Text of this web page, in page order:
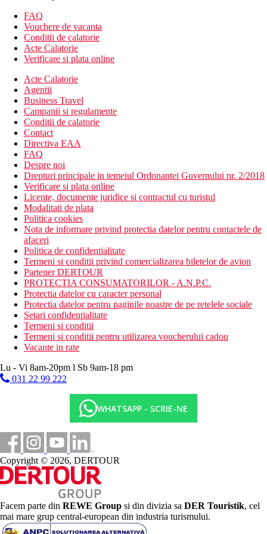
Posibilitatea de divertisment in imediata apropiere a hotelului.
Mese
Bufet mic dejun.
*Optiune de cumparare demipensiune si all inclusive.
Plaja
Populara plaja Playa Jardin cu nisip inchis la culoare si o intrare
treptata in mare este la aproximativ 300 m. La intrarea in mare
exista niste pietricele. Sezlonguri si umbrele sunt contra cost.
Copii
Patut gratuit (la cerere).
Carduri
VISA, CE/MC.
Stravovanie
Mic dejun, pranz si cina tip bufet
O gustare usoara in timpul zilei
Bauturi alcoolice si nealcoolice alese de productie locala
(10:00 - 24:00)
Site web
http://www.gfhoteles.com/en/index.html
Internet
Distanţe
Centrul orasului
350 m
Distanta pana la plaja
91 km
Distanta de cel mai apropiat aeroport
600 m
Centru turistic
FAQ
Vouchere de vacanta
Conditii de calatorie
Acte Calatorie
Verificare si plata online
Acte Calatorie
Agentii
Business Travel
Campanii si regulamente
Conditii de calatorie
Contact
Directiva EAA
FAQ
Despre noi
Drepturi principale in temeiul Ordonantei Guvernului nr. 2/2018
Verificare si plata online
Licente, documente juridice si contractul cu turistul
Modalitati de plata
Politica cookies
Nota de informare privind protectia datelor pentru contactele de
afaceri
Politica de confidentialitate
Termeni si conditii privind comercializarea biletelor de avion
Partener DERTOUR
PROTECTIA CONSUMATORILOR - A.N.P.C.
Protectia datelor cu caracter personal
Protectia datelor pentru paginile noastre de pe retelele sociale
Setari confidentialitate
Termeni si conditii
Termeni si conditii pentru utilizarea voucherului cadou
Vacante in rate
Lu - Vi 8am-20pm l Sb 9am-18 pm
031 22 99 222
WHATSAPP - SCRIE-NE
Copyright © 2026, DERTOUR
Facem parte din REWE Group si din divizia sa DER Touristik, cel
mai mare grup central-european din industria turismului.